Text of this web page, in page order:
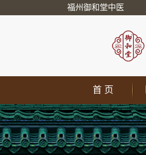
福州御和堂中医
首 页